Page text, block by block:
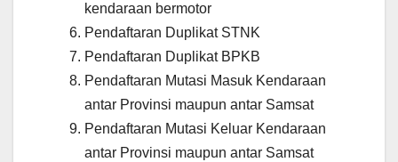
kendaraan bermotor
Pendaftaran Duplikat STNK
Pendaftaran Duplikat BPKB
Pendaftaran Mutasi Masuk Kendaraan
antar Provinsi maupun antar Samsat
Pendaftaran Mutasi Keluar Kendaraan
antar Provinsi maupun antar Samsat